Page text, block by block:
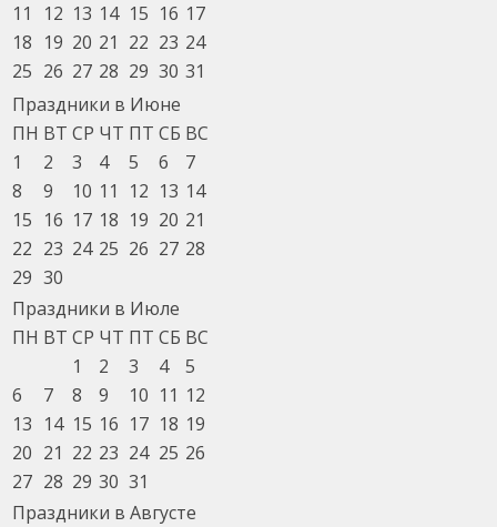
11
12 13 14 15 16 17
18 19 20 21 22 23 24
25 26 27 28 29 30 31
Праздники в Июне
ПН ВТ СР ЧТ ПТ СБ ВС
1
2 3 4 5 6
7
8
9 10 11 12 13 14
15 16 17 18 19 20 21
22 23 24 25 26 27 28
29 30
Праздники в Июле
ПН ВТ СР ЧТ ПТ СБ ВС
1
2 3 4
5
6
7 8 9 10 11 12
13 14 15 16 17 18 19
20 21 22 23 24 25 26
27 28 29 30 31
Праздники в Августе